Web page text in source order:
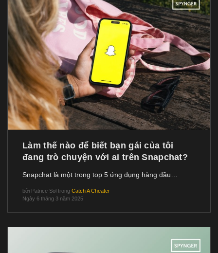
Làm thế nào để biết bạn gái của tôi
đang trò chuyện với ai trên Snapchat?
Snapchat là một trong top 5 ứng dụng hàng đầu…
bởi Patrice Sol trong Catch A Cheater
Ngày 6 tháng 3 năm 2025